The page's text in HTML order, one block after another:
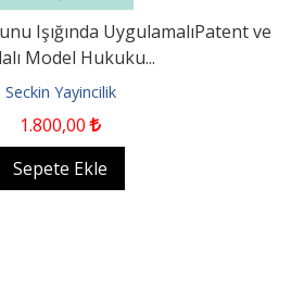
Işığında UygulamalıPatent ve
Model Hukuku...
Seckin Yayincilik
1.800,00
Sepete Ekle